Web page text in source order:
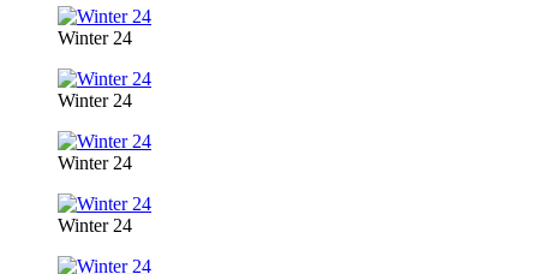
Winter 24
Winter 24
Winter 24
Winter 24